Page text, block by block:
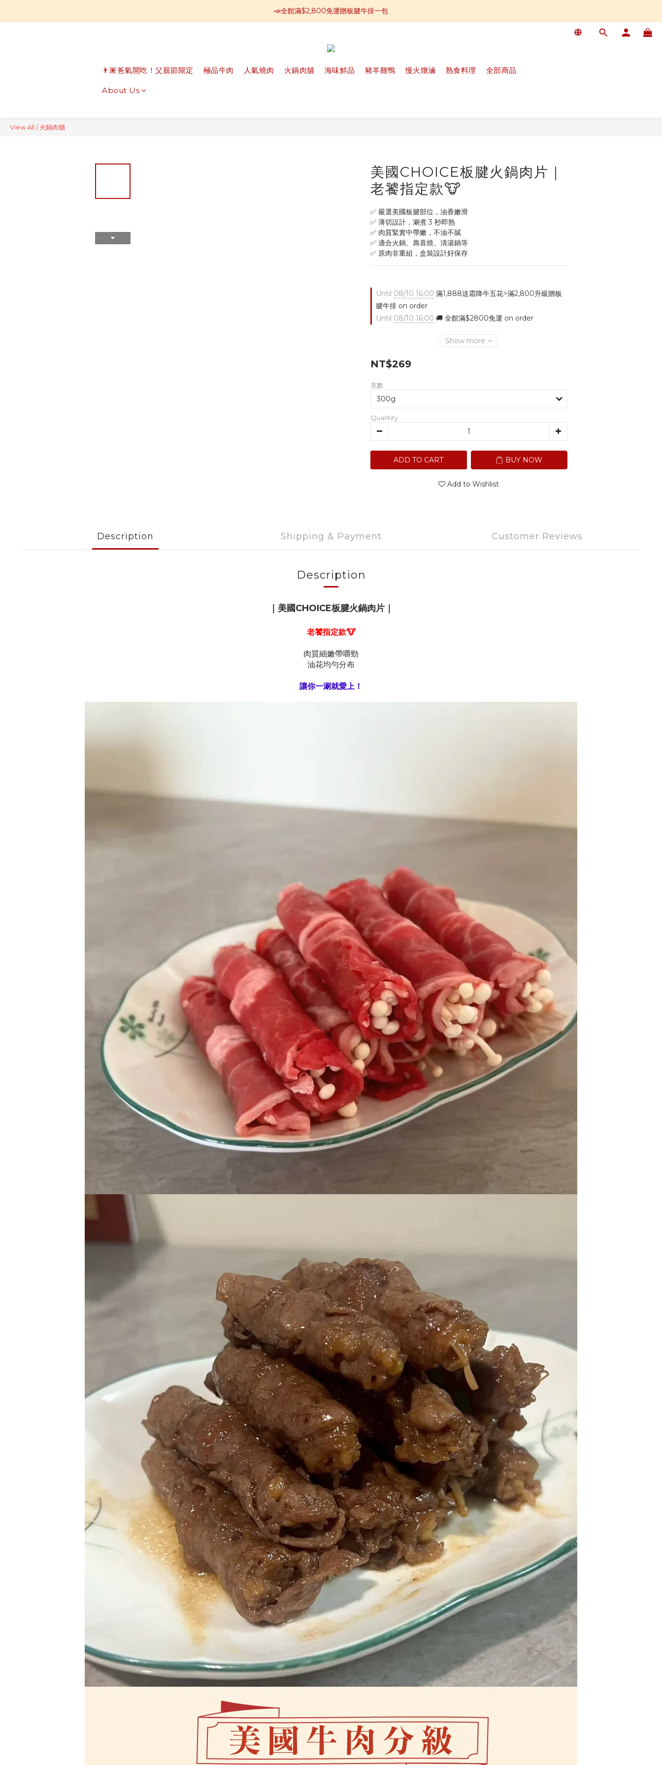
📣全館滿$2,800免運贈板腱牛排一包
📣全館滿$2,800免運贈板腱牛排一包
📢加入官方LINE 獲得免運卷250元
📣全館滿$2,800免運贈板腱牛排一包
👨🏽爸氣開吃！父親節限定 極品牛肉 人氣燒肉 火鍋肉舖 海味鮮品 豬羊雞鴨 慢火燉滷 熟食料理 全部商品
About Us
View All /火鍋肉舖
美國CHOICE板腱火鍋肉片｜
老饕指定款🐮
✅ 嚴選美國板腱部位，油香嫩滑
✅ 薄切設計，涮煮 3 秒即熟
✅ 肉質緊實中帶嫩，不油不膩
✅ 適合火鍋、壽喜燒、清湯鍋等
✅ 原肉非重組，盒裝設計好保存
Until 08/10 16:00 滿1,888送霜降牛五花>滿2,800升級贈板
腱牛排 on order
Until 08/10 16:00 🚚 全館滿$2800免運 on order
Show more
NT$269
克數
Quantity
ADD TO CART BUY NOW
Add to Wishlist
Description Shipping & Payment Customer Reviews
Description
美國CHOICE板腱火鍋肉片｜
老饕指定款🐮
肉質細嫩帶嚼勁
油花均勻分布
讓你一涮就愛上！